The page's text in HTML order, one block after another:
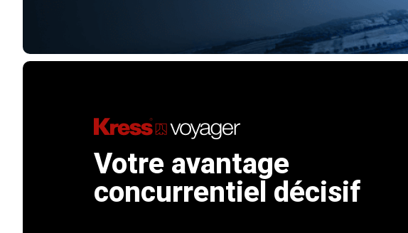
Votre avantage
concurrentiel décisif